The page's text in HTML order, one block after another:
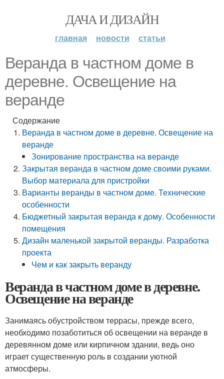
ДАЧА И ДИЗАЙН
главная новости статьи
Веранда в частном доме в
деревне. Освещение на
веранде
Содержание
Веранда в частном доме в деревне. Освещение на
веранде
Зонирование пространства на веранде
Закрытая веранда в частном доме своими руками.
Выбор материала для пристройки
Варианты веранды в частном доме. Технические
особенности
Бюджетный закрытая веранда к дому. Особенности
помещения
Дизайн маленькой закрытой веранды. Разработка
проекта
Чем и как закрыть веранду
Веранда в частном доме в деревне.
Освещение на веранде
Занимаясь обустройством террасы, прежде всего,
необходимо позаботиться об освещении на веранде в
деревянном доме или кирпичном здании, ведь оно
играет существенную роль в создании уютной
атмосферы.